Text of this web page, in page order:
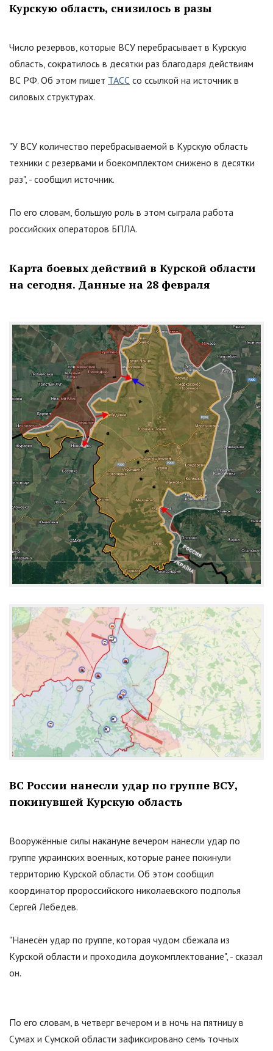
Курскую область, снизилось в разы
Число резервов, которые ВСУ перебрасывает в Курскую
область, сократилось в десятки раз благодаря действиям
ВС РФ. Об этом пишет ТАСС со ссылкой на источник в
силовых структурах.
"У ВСУ количество перебрасываемой в Курскую область
техники с резервами и боекомплектом снижено в десятки
раз", - сообщил источник.
По его словам, большую роль в этом сыграла работа
российских операторов БПЛА.
Карта боевых действий в Курской области
на сегодня. Данные на 28 февраля
ВС России нанесли удар по группе ВСУ,
покинувшей Курскую область
Вооружённые силы накануне вечером нанесли удар по
группе украинских военных, которые ранее покинули
территорию Курской области. Об этом сообщил
координатор пророссийского николаевского подполья
Сергей Лебедев.
"Нанесён удар по группе, которая чудом сбежала из
Курской области и проходила доукомплектование", - сказал
он.
По его словам, в четверг вечером и в ночь на пятницу в
Сумах и Сумской области зафиксировано семь точных